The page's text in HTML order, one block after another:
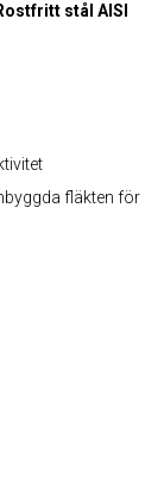
stål AISI
fläkten för